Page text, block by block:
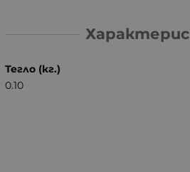
Тегло (кг.)
0.10